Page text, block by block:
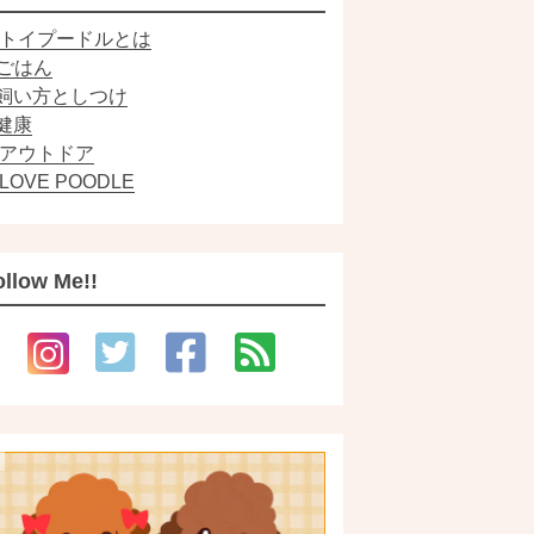
トイプードルとは
はん
い方としつけ
康
アウトドア
LOVE POODLE
Me!!